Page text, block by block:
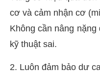
cơ và cảm nhận cơ
Không cần nâng
kỹ thuật sai.
2. Luôn đảm bảo dư